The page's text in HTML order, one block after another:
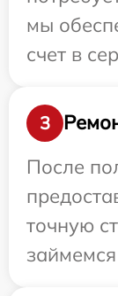
мы
счет в
3
После
точную